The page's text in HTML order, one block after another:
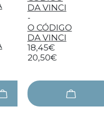
-
O CÓDIGO
DA VINCI
18,45€
20,50€